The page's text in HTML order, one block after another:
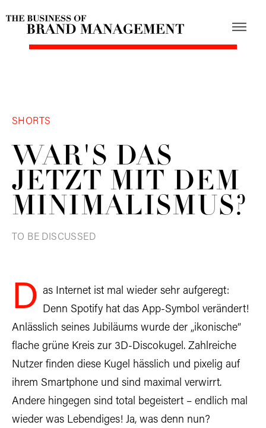
SHORTS
WAR'S DAS
JETZT MIT DEM
MINIMALISMUS?
TO BE DISCUSSED
D as Internet ist mal wieder sehr aufgeregt:
Denn Spotify hat das App-Symbol verändert!
Anlässlich seines Jubiläums wurde der „ikonische“
flache grüne Kreis zur 3D-Discokugel. Zahlreiche
Nutzer finden diese Kugel hässlich und pixelig auf
ihrem Smartphone und sind maximal verwirrt.
Andere hingegen sind total begeistert – endlich mal
wieder was Lebendiges! Ja, was denn nun?